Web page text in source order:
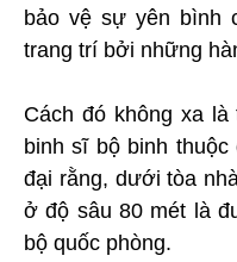
bảo vệ sự yên bình
trang trí bởi những
Cách đó không xa
binh sĩ bộ binh
đại rằng, dưới tòa
ở độ sâu 80 mét là
bộ quốc phòng.